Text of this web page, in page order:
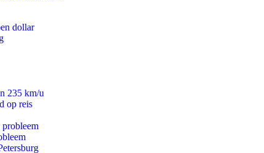
dollar
235 km/u
op reis